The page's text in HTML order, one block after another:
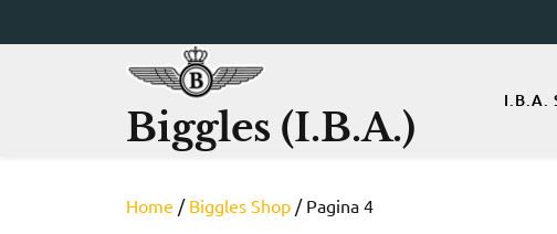
naar
Biggles (I.B.A.)
I.B.A.
Home / Biggles Shop / Pagina 4